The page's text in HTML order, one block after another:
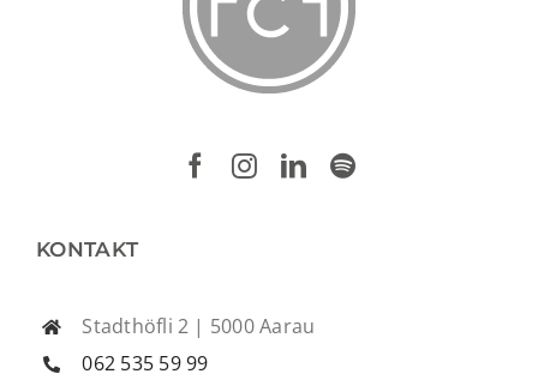
KONTAKT
Stadthöfli 2 | 5000 Aarau
062 535 59 99